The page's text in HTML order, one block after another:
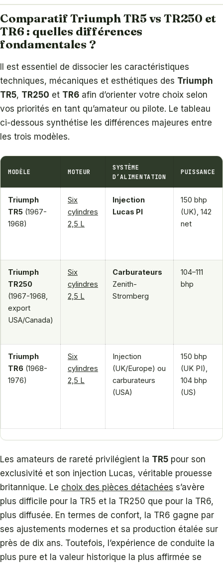
Comparatif Triumph TR5 vs TR250 et
TR6 : quelles différences
fondamentales ?
Il est essentiel de dissocier les caractéristiques
techniques, mécaniques et esthétiques des Triumph
TR5, TR250 et TR6 afin d’orienter votre choix selon
vos priorités en tant qu’amateur ou pilote. Le tableau
ci-dessous synthétise les différences majeures entre
les trois modèles.
MODÈLE MOTEUR
SYSTÈME
D’ALIMENTATION
PUISSANCE
Triumph
TR5 (1967-
1968)
Six
cylindres
2,5 L
Injection
Lucas PI
150 bhp
(UK), 142
net
Triumph
TR250
(1967-1968,
export
USA/Canada)
Six
cylindres
2,5 L
Carburateurs
Zenith-
Stromberg
104–111
bhp
Triumph
TR6 (1968-
1976)
Six
cylindres
2,5 L
Injection
(UK/Europe) ou
carburateurs
(USA)
150 bhp
(UK PI),
104 bhp
(US)
Les amateurs de rareté privilégient la TR5 pour son
exclusivité et son injection Lucas, véritable prouesse
britannique. Le choix des pièces détachées s’avère
plus difficile pour la TR5 et la TR250 que pour la TR6,
plus diffusée. En termes de confort, la TR6 gagne par
ses ajustements modernes et sa production étalée sur
près de dix ans. Toutefois, l’expérience de conduite la
plus pure et la valeur historique la plus affirmée se